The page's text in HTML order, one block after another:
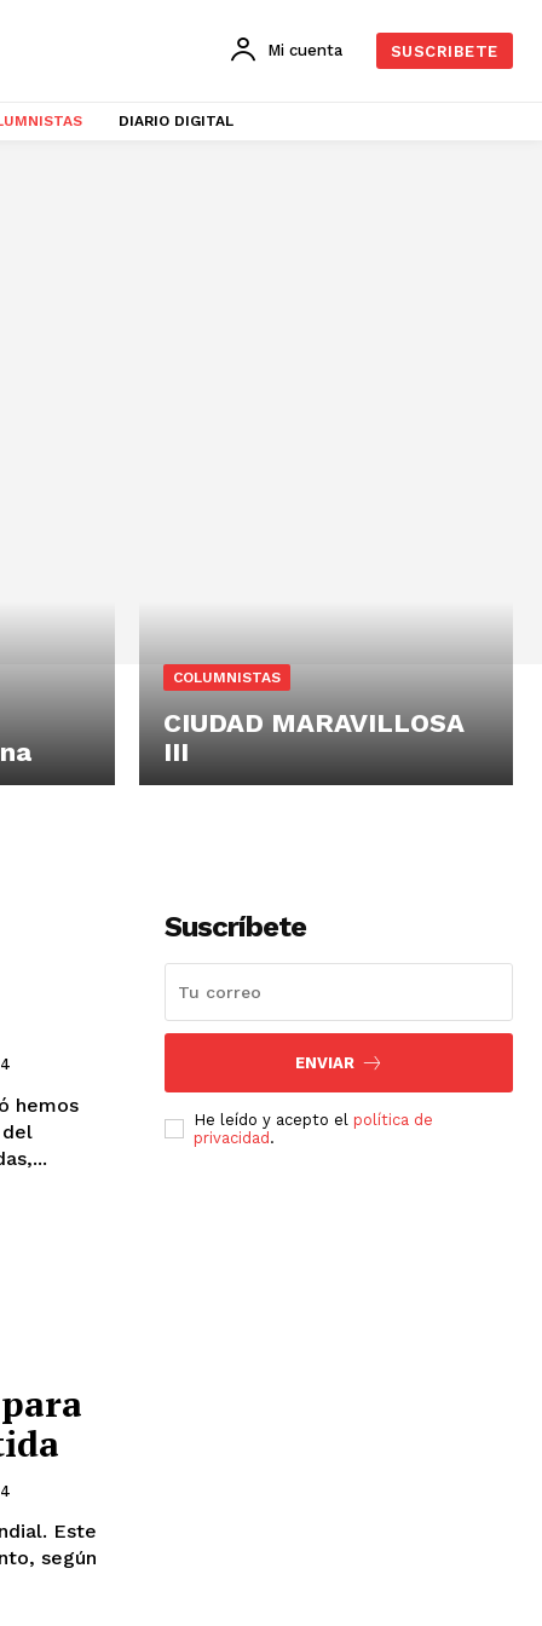
Mi cuenta SUSCRIBETE
DIARIO DIGITAL
COLUMNISTAS
CIUDAD MARAVILLOSA
III
Este
según
Suscríbete
ENVIAR
He leído y acepto el política de
privacidad .